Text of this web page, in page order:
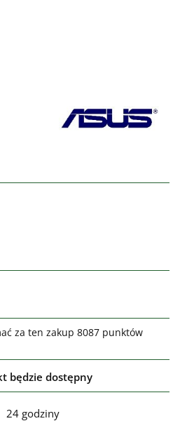
za ten zakup 8087 punktów
będzie dostępny
24 godziny